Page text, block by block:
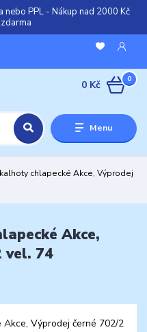
PPL - Nákup nad 2000 Kč
Menu
0
0 Kč
chlapecké Akce, Výprodej
Akce,
vel. 74